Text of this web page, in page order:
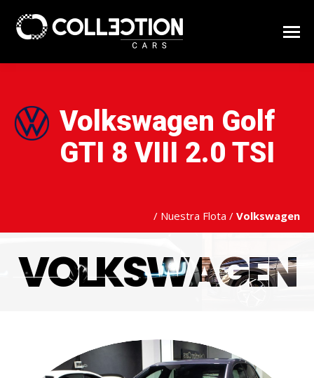
Volkswagen Golf
GTI 8 VIII 2.0 TSI
/ Nuestra Flota / Volkswagen
VOLKSWAGEN